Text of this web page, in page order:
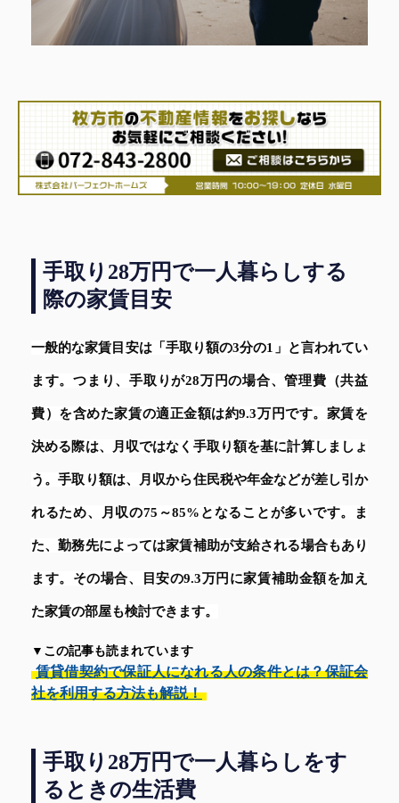
手取り28万円で一人暮らしする
際の家賃目安
一般的な家賃目安は「手取り額の3分の1」と言われてい
ます。つまり、手取りが28万円の場合、管理費（共益
費）を含めた家賃の適正金額は約9.3万円です。家賃を
決める際は、月収ではなく手取り額を基に計算しましょ
う。手取り額は、月収から住民税や年金などが差し引か
れるため、月収の75～85%となることが多いです。ま
た、勤務先によっては家賃補助が支給される場合もあり
ます。その場合、目安の9.3万円に家賃補助金額を加え
た家賃の部屋も検討できます。
▼この記事も読まれています
賃貸借契約で保証人になれる人の条件とは？保証会
社を利用する方法も解説！
手取り28万円で一人暮らしをす
るときの生活費